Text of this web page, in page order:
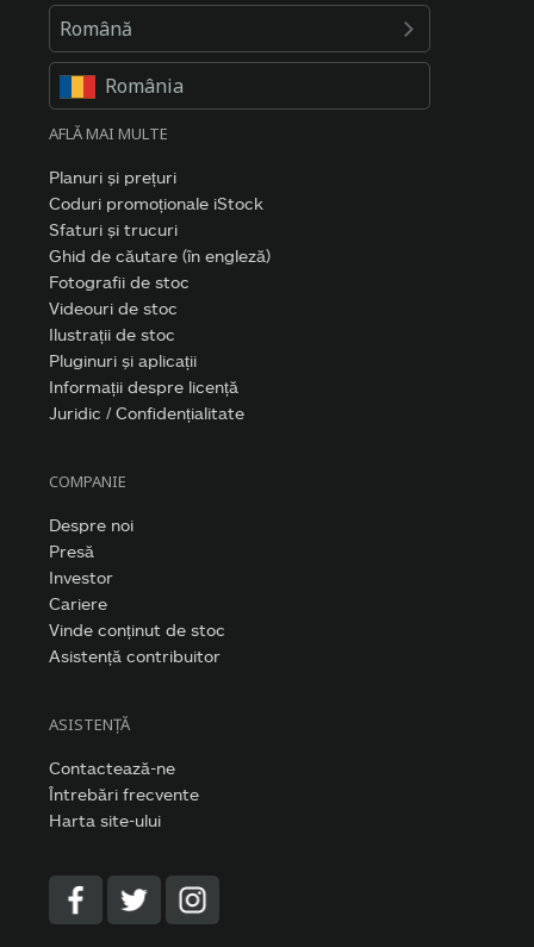
Română
România
AFLĂ MAI MULTE
Planuri și prețuri
Coduri promoționale iStock
Sfaturi și trucuri
Ghid de căutare (în engleză)
Fotografii de stoc
Videouri de stoc
Ilustrații de stoc
Pluginuri și aplicații
Informații despre licență
Juridic / Confidențialitate
COMPANIE
Despre noi
Presă
Investor
Cariere
Vinde conținut de stoc
Asistență contribuitor
ASISTENȚĂ
Contactează-ne
Întrebări frecvente
Harta site-ului